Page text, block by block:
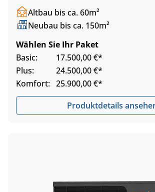
Altbau bis ca. 60m²
Neubau bis ca. 150m²
Wählen Sie Ihr Paket
Basic:
17.500,00 €*
Plus:
24.500,00 €*
Komfort: 25.900,00 €*
Produktdetails